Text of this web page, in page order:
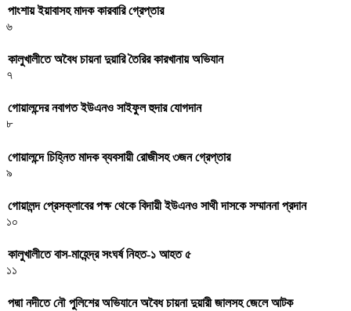
পাংশায় ইয়াবাসহ মাদক কারবারি গ্রেপ্তার
৬
কালুখালীতে অবৈধ চায়না দুয়ারি তৈরির কারখানায় অভিযান
৭
গোয়ালন্দের নবাগত ইউএনও সাইফুল হুদার যোগদান
৮
গোয়ালন্দে চিহ্নিত মাদক ব্যবসায়ী রোজীসহ ৩জন গ্রেপ্তার
৯
গোয়ালন্দ প্রেসক্লাবের পক্ষ থেকে বিদায়ী ইউএনও সাথী দাসকে সম্মাননা প্রদান
১০
কালুখালীতে বাস-মাহেন্দ্র সংঘর্ষ নিহত-১ আহত ৫
১১
পদ্মা নদীতে নৌ পুলিশের অভিযানে অবৈধ চায়না দুয়ারী জালসহ জেলে আটক